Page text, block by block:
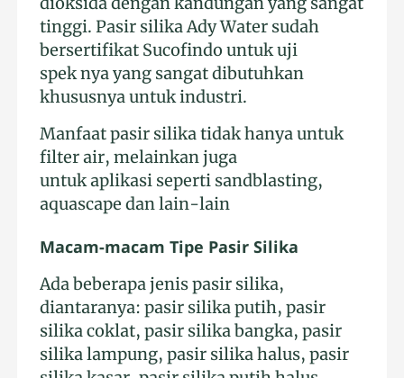
tinggi. Pasir silika Ady Water sudah
bersertifikat Sucofindo untuk uji
spek nya yang sangat dibutuhkan
khususnya untuk industri.
Manfaat pasir silika tidak hanya untuk
filter air, melainkan juga
untuk aplikasi seperti sandblasting,
aquascape dan lain-lain
Macam-macam Tipe Pasir Silika
Ada beberapa jenis pasir silika,
diantaranya: pasir silika putih, pasir
silika coklat, pasir silika bangka, pasir
silika lampung, pasir silika halus, pasir